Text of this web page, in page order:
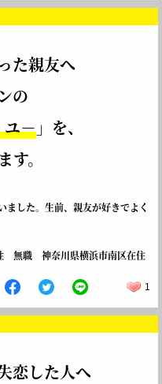
た親友へ
の
ユ－」を、
す。
ました。生前、親友が好きでよく
無職 神奈川県横浜市南区在住
1
恋した人へ